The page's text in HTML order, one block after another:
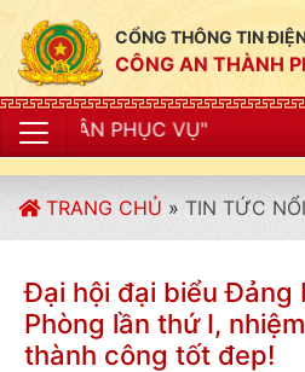
CỔNG THÔNG TIN
CÔNG AN THÀNH
TRANG CHỦ » TIN TỨC
Đại hội đại biểu Đảng
Phòng lần thứ I,
thành công tốt đep!